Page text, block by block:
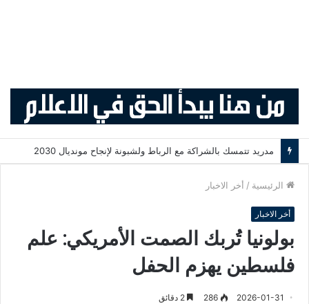
مدريد تتمسك بالشراكة مع الرباط ولشبونة لإنجاح مونديال 2030
الرئيسية / أخر الاخبار
أخر الاخبار
بولونيا تُربك الصمت الأمريكي: علم
فلسطين يهزم الحفل
2026-01-31
286